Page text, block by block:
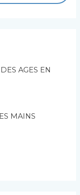
AGES EN
MAINS